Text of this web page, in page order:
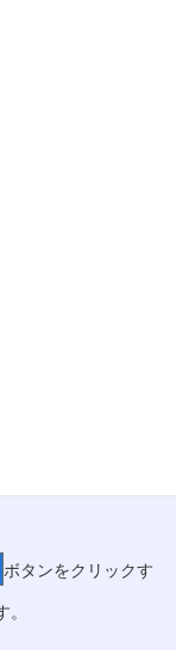
ボタンをクリックす